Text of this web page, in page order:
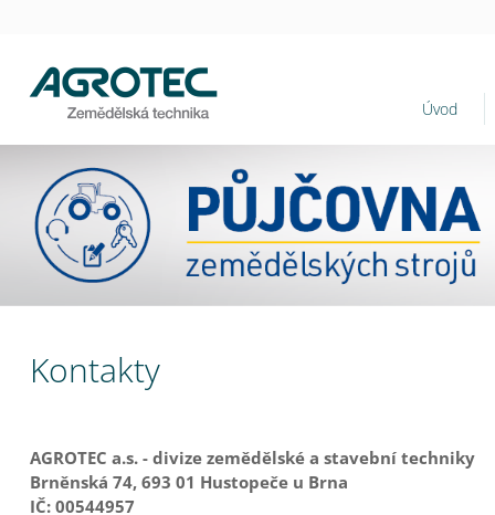
Úvod
Kontakty
AGROTEC a.s. - divize zemědělské a stavební techniky
Brněnská 74, 693 01 Hustopeče u Brna
IČ: 00544957